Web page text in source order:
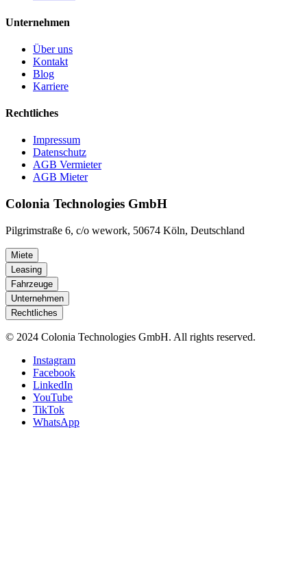
Unternehmen
Über uns
Kontakt
Blog
Karriere
Rechtliches
Impressum
Datenschutz
AGB Vermieter
AGB Mieter
Colonia Technologies GmbH
Pilgrimstraße 6, c/o wework, 50674 Köln, Deutschland
Miete
Leasing
Fahrzeuge
Unternehmen
Rechtliches
© 2024 Colonia Technologies GmbH. All rights reserved.
Instagram
Facebook
LinkedIn
YouTube
TikTok
WhatsApp